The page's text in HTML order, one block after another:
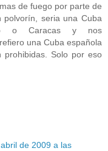
de fuego por parte de
seria una Cuba
o Caracas y nos
una Cuba española
prohibidas. Solo por eso
de 2009 a las